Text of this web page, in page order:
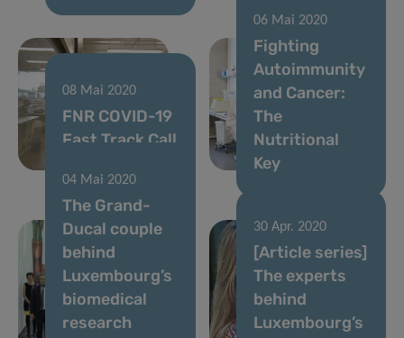
08 Mai 2020
FNR COVID-19
Fast Track Call
06 Mai 2020
Fighting
Autoimmunity
and Cancer:
The
Nutritional
Key
04 Mai 2020
The Grand-
Ducal couple
behind
Luxembourg’s
biomedical
research
30 Apr. 2020
[Article series]
The experts
behind
Luxembourg’s